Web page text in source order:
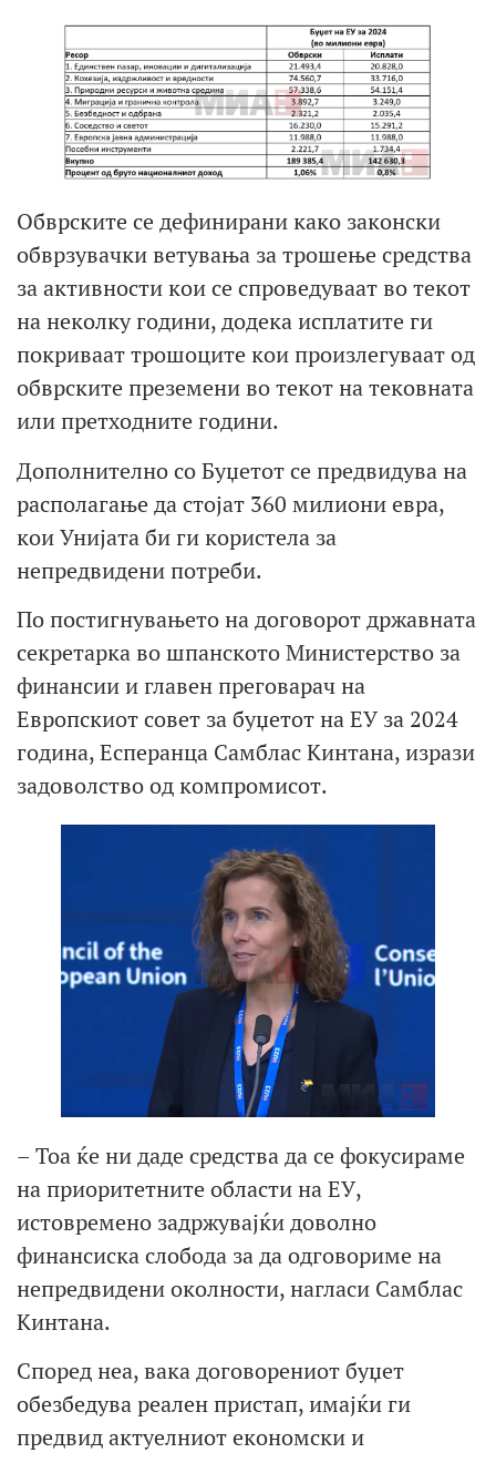
Обврските се дефинирани како законски
обврзувачки ветувања за трошење средства
за активности кои се спроведуваат во текот
на неколку години, додека исплатите ги
покриваат трошоците кои произлегуваат од
обврските преземени во текот на тековната
или претходните години.
Дополнително со Буџетот се предвидува на
располагање да стојат 360 милиони евра,
кои Унијата би ги користела за
непредвидени потреби.
По постигнувањето на договорот државната
секретарка во шпанското Министерство за
финансии и главен преговарач на
Европскиот совет за буџетот на ЕУ за 2024
година, Есперанца Самблас Кинтана, изрази
задоволство од компромисот.
– Тоа ќе ни даде средства да се фокусираме
на приоритетните области на ЕУ,
истовремено задржувајќи доволно
финансиска слобода за да одговориме на
непредвидени околности, нагласи Самблас
Кинтана.
Според неа, вака договорениот буџет
обезбедува реален пристап, имајќи ги
предвид актуелниот економски и